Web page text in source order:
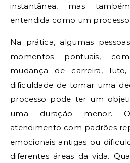
instantânea, mas
entendida como um
Na prática, algumas
momentos pontuais,
mudança de carreira,
dificuldade de tomar uma
processo pode ter um
uma duração menor.
atendimento com padrões
emocionais antigas ou
diferentes áreas da vida.